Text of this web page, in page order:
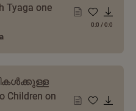
one
0:0 /0:0
Children on